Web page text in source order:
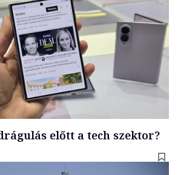
előtt a tech szektor?